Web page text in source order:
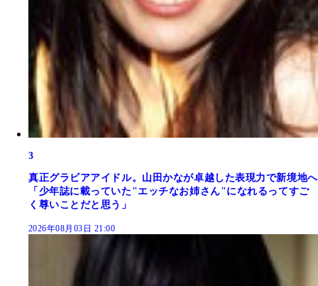
3
真正グラビアアイドル。山田かなが卓越した表現力で新境地へ
「少年誌に載っていた"エッチなお姉さん"になれるってすご
く尊いことだと思う」
2026年08月03日 21:00